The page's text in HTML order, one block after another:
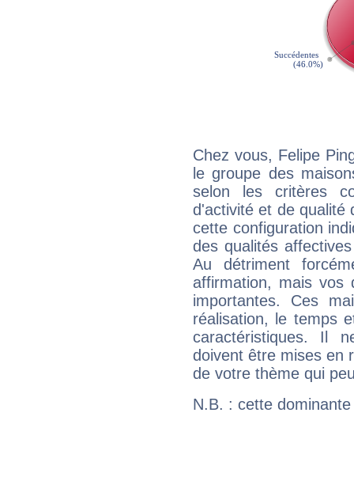
Chez vous, Felipe
le groupe des
selon les critères
d'activité et de qualité
cette configuration
des qualités
Au détriment
affirmation, mais
importantes. Ces
réalisation, le temps
caractéristiques. Il
doivent être mises en
de votre thème qui
N.B. : cette